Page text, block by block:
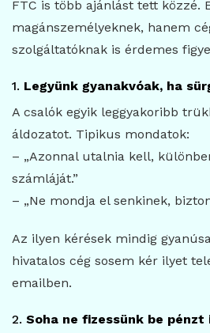
FTC is több ajánlást tett közzé.
magánszemélyeknek, hanem
szolgáltatóknak is érdemes
1. Legyünk gyanakvóak, ha
A csalók egyik leggyakoribb
áldozatot. Tipikus mondatok:
– „Azonnal utalnia kell,
számláját.”
– „Ne mondja el senkinek,
Az ilyen kérések mindig
hivatalos cég sosem kér ilyet
emailben.
2. Soha ne fizessünk be